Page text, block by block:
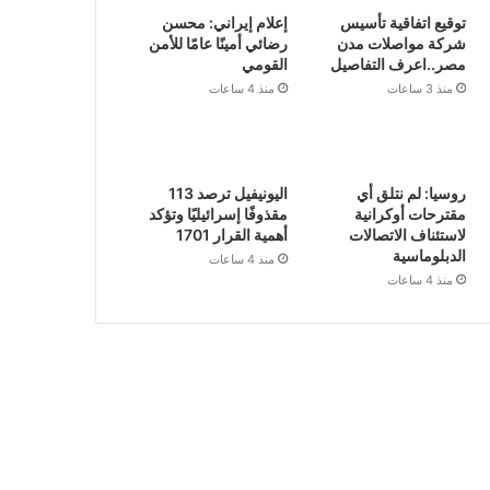
توقيع اتفاقية تأسيس
شركة مواصلات مدن
مصر..اعرف التفاصيل
منذ 3 ساعات
إعلام إيراني: محسن
رضائي أمينًا عامًا للأمن
القومي
منذ 4 ساعات
روسيا: لم نتلق أي
مقترحات أوكرانية
لاستئناف الاتصالات
الدبلوماسية
منذ 4 ساعات
اليونيفيل ترصد 113
مقذوفًا إسرائيليًا وتؤكد
أهمية القرار 1701
منذ 4 ساعات